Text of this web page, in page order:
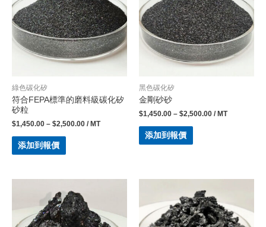
綠色碳化矽
符合FEPA標準的磨料級碳化矽
砂粒
$1,450.00 – $2,500.00 / MT
添加到報價
黑色碳化矽
金剛砂砂
$1,450.00 – $2,500.00 / MT
添加到報價